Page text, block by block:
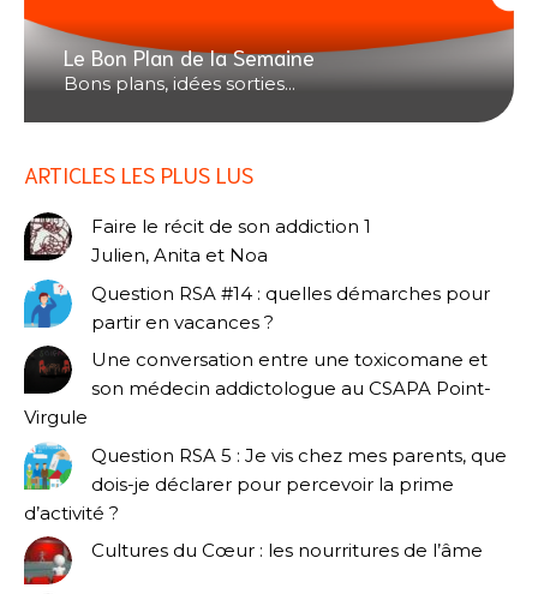
Le Bon Plan de la Semaine
Bons plans, idées sorties...
ARTICLES LES PLUS LUS
Faire le récit de son addiction 1
Julien, Anita et Noa
Question RSA #14 : quelles démarches pour
partir en vacances ?
Une conversation entre une toxicomane et
son médecin addictologue au CSAPA Point-
Virgule
Question RSA 5 : Je vis chez mes parents, que
dois-je déclarer pour percevoir la prime
d’activité ?
Cultures du Cœur : les nourritures de l’âme